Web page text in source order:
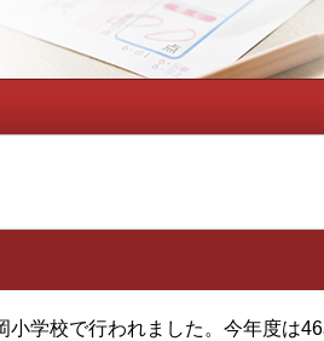
学校で行われました。今年度は